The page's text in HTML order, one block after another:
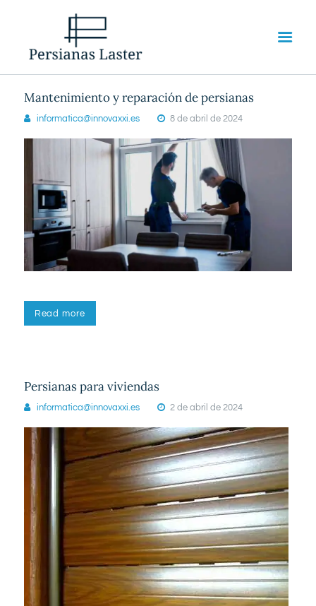
SERVICIOS
SOBRE NOSOTROS
CONTACTO
L-V 09:00 - 19:00
Bilbao
944 260 024
Mantenimiento y reparación de persianas
informatica@innovaxxi.es 8 de abril de 2024
Read more
Persianas para viviendas
informatica@innovaxxi.es 2 de abril de 2024